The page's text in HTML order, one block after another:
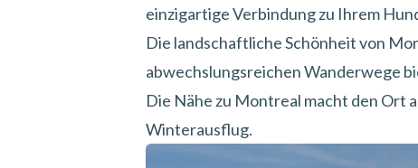
einzigartige Verbindung zu Ihrem
Die landschaftliche Schönheit von
abwechslungsreichen Wanderwege
Die Nähe zu Montreal macht den Ort
Winterausflug.